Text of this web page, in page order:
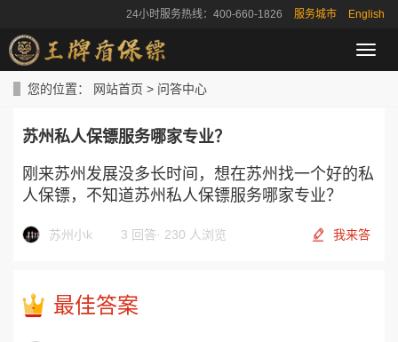
24小时服务热线：400-660-1826 服务城市 English
导
航
您的位置： 网站首页 > 问答中心
苏州私人保镖服务哪家专业？
刚来苏州发展没多长时间，想在苏州找一个好的私
人保镖，不知道苏州私人保镖服务哪家专业？
苏州小k 3 回答· 230 人浏览 我来答
最佳答案